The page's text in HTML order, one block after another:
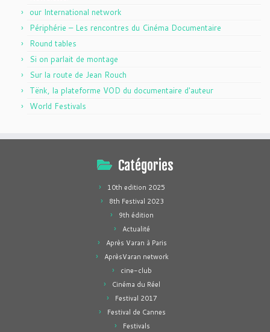
our International network
Périphérie – Les rencontres du Cinéma Documentaire
Round tables
Si on parlait de montage
Sur la route de Jean Rouch
Tënk, la plateforme VOD du documentaire d'auteur
World Festivals
Catégories
10th edition 2025
8th Festival 2023
9th édition
Actualité
Après Varan à Paris
AprèsVaran network
cine-club
Cinéma du Réel
Festival 2017
Festival de Cannes
Festivals